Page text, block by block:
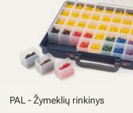
PAL - Žymeklių rinkinys